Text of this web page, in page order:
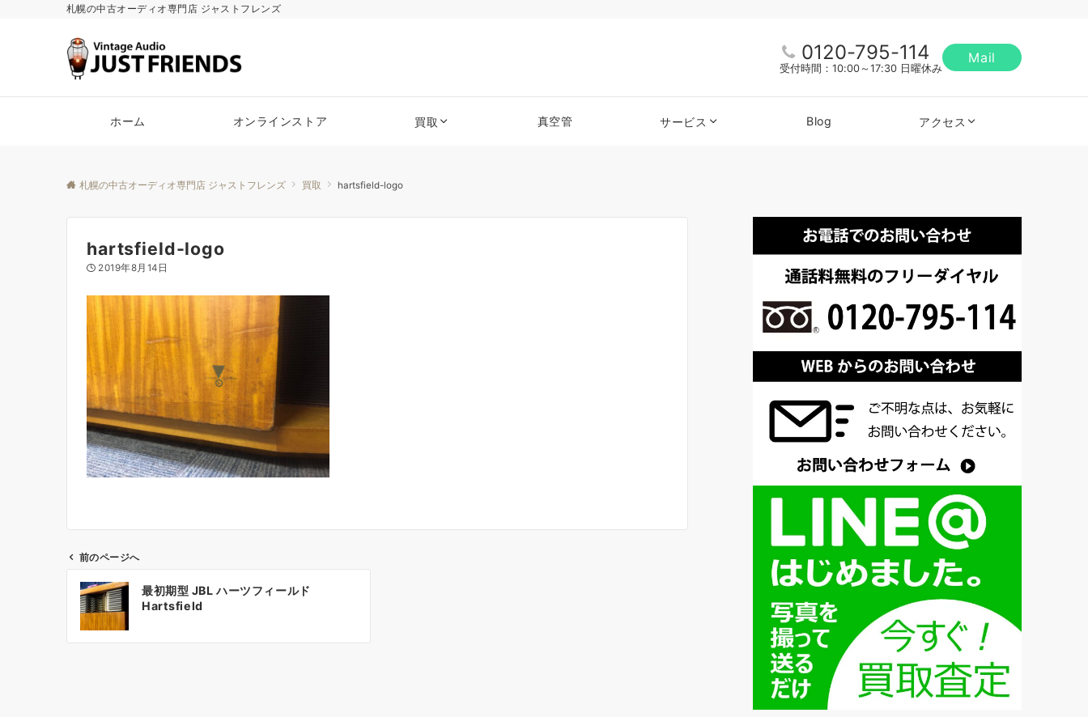
札幌の中古オーディオ専門店 ジャストフレンズ
0120-795-114
受付時間：10:00～17:30 日曜休み
Mail
ホーム オンラインストア 買取 真空管 サービス Blog アクセス
札幌の中古オーディオ専門店 ジャストフレンズ 買取 hartsfield-logo
hartsfield-logo
2019年8月14日
前のページへ
最初期型 JBL ハーツフィールド
Hartsfield